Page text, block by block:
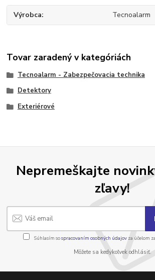
Výrobca Tecnoalarm
Tovar zaradený v kategóriách
Tecnoalarm - Zabezpečovacia technika
Detektory
Exteriérové
Nepremeškajte
zľavy!
Súhlasím sospracovaním osobných údajov za účelom
Môžete sa kedykoľvek odhlásiť.